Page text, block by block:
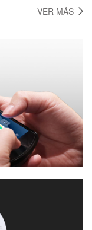
VER MÁS
Computadoras móviles de mano Android, encuentre la computadora industrial 1D 2D que más le convenga.